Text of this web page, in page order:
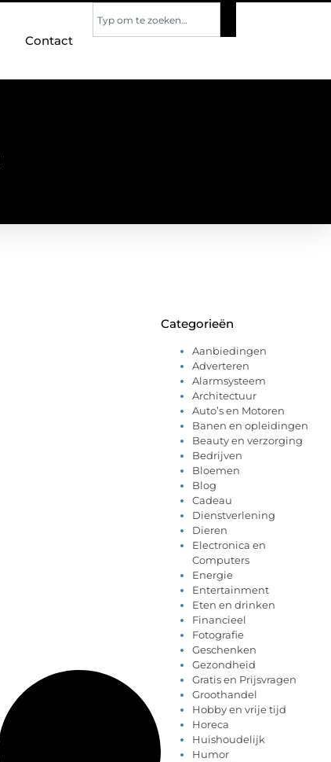
Contact
Categorieën
Aanbiedingen
Adverteren
Alarmsysteem
Architectuur
Auto’s en Motoren
Banen en opleidingen
Beauty en verzorging
Bedrijven
Bloemen
Blog
Cadeau
Dienstverlening
Dieren
Electronica en
Computers
Energie
Entertainment
Eten en drinken
Financieel
Fotografie
Geschenken
Gezondheid
Gratis en Prijsvragen
Groothandel
Hobby en vrije tijd
Horeca
Huishoudelijk
Humor